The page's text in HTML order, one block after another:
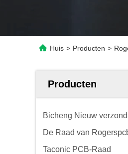
Huis > Producten >
Producten
Bicheng Nieuw
De Raad van
Taconic PCB-Raad